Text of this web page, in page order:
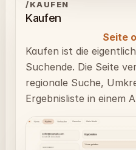
/KAUFEN
Kaufen
Seite
Kaufen ist die
Suchende. Die Seite
regionale Suche,
Ergebnisliste in einem